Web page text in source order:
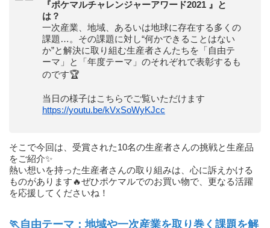
『ポケマルチャレンジャーアワード2021 』と
は？
一次産業、地域、あるいは地球に存在する多くの
課題…。その課題に対し“何かできることはない
か”と解決に取り組む生産者さんたちを「自由テ
ーマ」と「年度テーマ」のそれぞれで表彰するも
のです🏆
当日の様子はこちらでご覧いただけます
https://youtu.be/kVxSoWyKJcc
そこで今回は、受賞された10名の生産者さんの挑戦と生産品
をご紹介✨
熱い想いを持った生産者さんの取り組みは、心に訴えかける
ものがあります🔥ぜひポケマルでのお買い物で、更なる活躍
を応援してくださいね！
🏃自由テーマ：地域や一次産業を取り巻く課題を解